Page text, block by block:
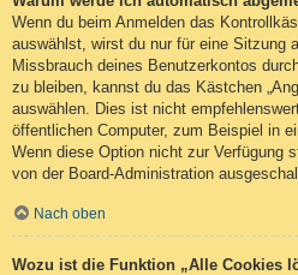
Wenn du beim Anmelden das
auswählst, wirst du nur für eine Sitzung
Missbrauch deines Benutzerkontos
zu bleiben, kannst du das Kästchen
auswählen. Dies ist nicht
öffentlichen Computer, zum Beispiel in
Wenn diese Option nicht zur Verfügung
von der Board-Administration
Nach oben
Wozu ist die Funktion „Alle Cookies